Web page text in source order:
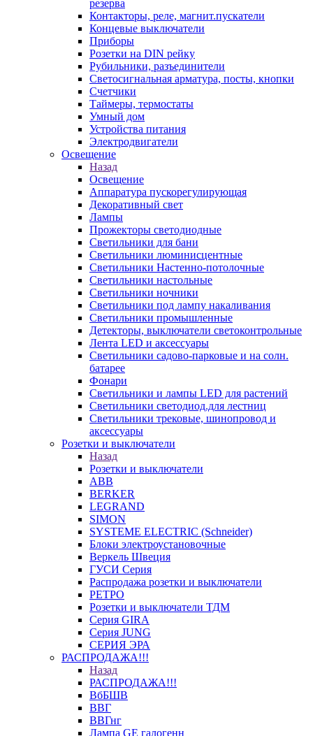
резерва
Контакторы, реле, магнит.пускатели
Концевые выключатели
Приборы
Розетки на DIN рейку
Рубильники, разъединители
Светосигнальная арматура, посты, кнопки
Счетчики
Таймеры, термостаты
Умный дом
Устройства питания
Электродвигатели
Освещение
Назад
Освещение
Аппаратура пускорегулирующая
Декоративный свет
Лампы
Прожекторы светодиодные
Светильники для бани
Светильники люминисцентные
Светильники Настенно-потолочные
Светильники настольные
Светильники ночники
Светильники под лампу накаливания
Светильники промышленные
Детекторы, выключатели светоконтрольные
Лента LED и аксессуары
Светильники садово-парковые и на солн.
батарее
Фонари
Светильники и лампы LED для растений
Светильники светодиод.для лестниц
Светильники трековые, шинопровод и
аксессуары
Розетки и выключатели
Назад
Розетки и выключатели
ABB
BERKER
LEGRAND
SIMON
SYSTEME ELECTRIC (Schneider)
Блоки электроустановочные
Веркель Швеция
ГУСИ Серия
Распродажа розетки и выключатели
РЕТРО
Розетки и выключатели ТДМ
Серия GIRA
Серия JUNG
СЕРИЯ ЭРА
РАСПРОДАЖА!!!
Назад
РАСПРОДАЖА!!!
ВбБШВ
ВВГ
ВВГнг
Лампа GE галогенн